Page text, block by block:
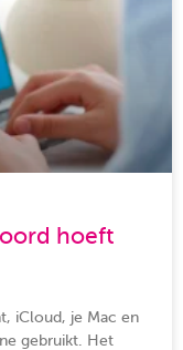
hoeft
iCloud, je Mac en
gebruikt. Het